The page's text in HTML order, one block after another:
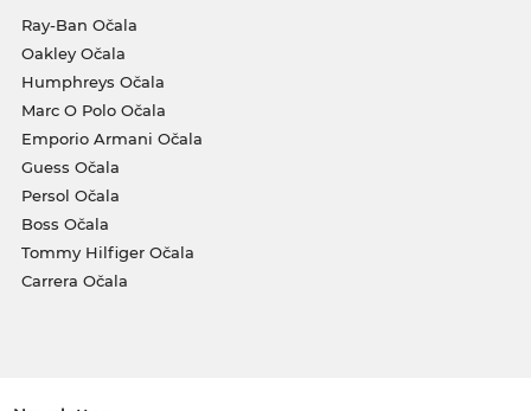
Ray-Ban Očala
Oakley Očala
Humphreys Očala
Marc O Polo Očala
Emporio Armani Očala
Guess Očala
Persol Očala
Boss Očala
Tommy Hilfiger Očala
Carrera Očala